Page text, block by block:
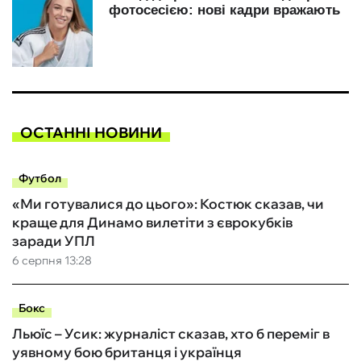
ОСТАННІ НОВИНИ
Футбол
6 серпня 13:28
«Ми готувалися до цього»: Костюк сказав, чи
краще для Динамо вилетіти з єврокубків
заради УПЛ
Бокс
Льюїс – Усик: журналіст сказав, хто б переміг в
уявному бою британця і українця